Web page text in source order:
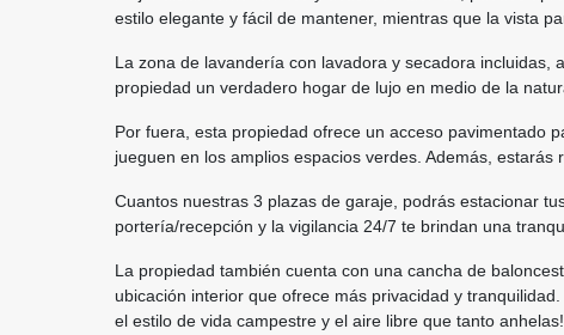
estilo elegante y fácil de mantener, mientras que la vista
La zona de lavandería con lavadora y secadora incluidas,
propiedad un verdadero hogar de lujo en medio de la
Por fuera, esta propiedad ofrece un acceso pavimentado
jueguen en los amplios espacios verdes. Además,
Cuantos nuestras 3 plazas de garaje, podrás estacionar
portería/recepción y la vigilancia 24/7 te brindan una
La propiedad también cuenta con una cancha de
ubicación interior que ofrece más privacidad y
el estilo de vida campestre y el aire libre que tanto